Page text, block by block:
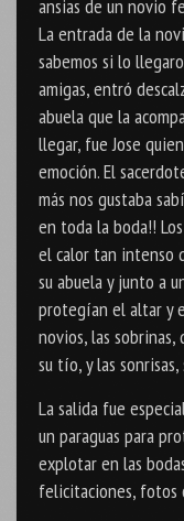
ansias de un novio
La entrada de la
sabemos si lo
amigas, entró
abuela que la
llegar, fue Jose
emoción. El
más nos gustaba
en toda la boda!!
el calor tan intenso
su abuela y junto a
protegían el altar y
novios, las sobrinas,
su tío, y las
La salida fue
un paraguas para
explotar en las
felicitaciones, fotos